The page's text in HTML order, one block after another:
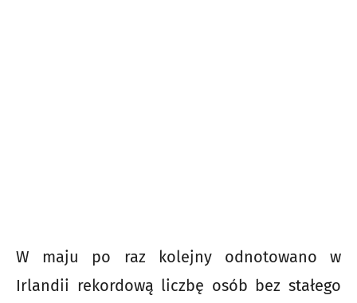
W maju po raz kolejny odnotowano w
Irlandii rekordową liczbę osób bez stałego